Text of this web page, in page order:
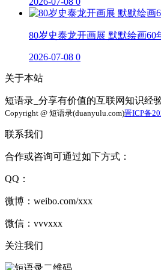
80岁史泰龙开画展 默默绘画60
2026-07-08 0
关于本站
短语录_分享有价值的互联网知识经
Copyright @ 短语录(duanyulu.com)晋ICP备
联系我们
合作或咨询可通过如下方式：
QQ：
微博：weibo.com/xxx
微信：vvvxxx
关注我们